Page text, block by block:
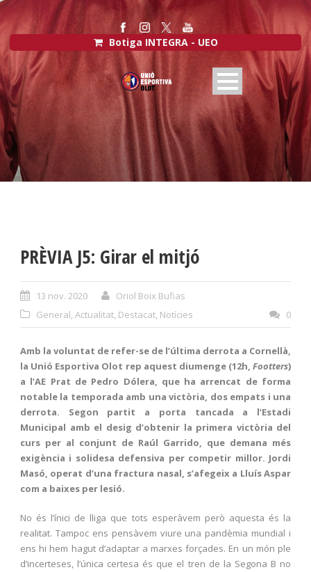
Botiga INTEGRA - UEO
PRÈVIA J5: Girar el mitjó
13 nov. 2020
Oriol Boix Bufias
General, Actualitat, Destacat, Notícies 0
Amb la voluntat de refer-se de l’última derrota a Cornellà,
la Unió Esportiva Olot rep aquest diumenge (12h, Footters)
a l’AE Prat de Pedro Dólera, que ha arrencat de forma
notable la temporada amb una victòria, dos empats i una
derrota. Segon partit a porta tancada a l’Estadi
Municipal amb el desig d’obtenir la primera victòria del
curs per al conjunt de Raúl Garrido, que demana més
exigència i solidesa defensiva per competir millor. Jordi
Masó, operat d’una fractura nasal, s’afegeix a Lluís Aspar
com a baixes per lesió.
No és l’ínici de lliga que tots esperàvem però aquesta és la
realitat. Tampoc ens pensàvem viure una pandèmia mundial i
ens hi hem hagut d’adaptar a marxes forçades. En un món ple
d’incerteses, l’única certesa és que el tren de la Segona B no